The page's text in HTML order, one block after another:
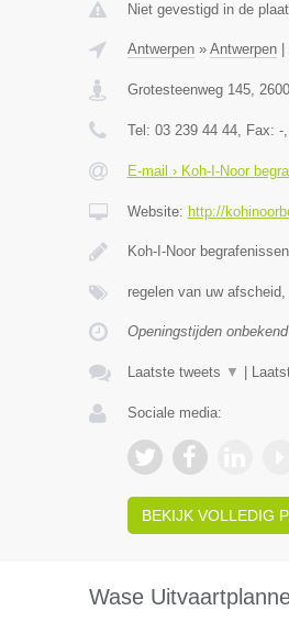
Niet gevestigd in de
Antwerpen» Antwerpen|
Grotesteenweg 145, 2600
Tel: 03 239 44 44, Fax: -
E-mail › Koh-I-Noor
Website: http://
Koh-I-Noor
regelen van uw
Openingstijden onbekend
Laatste tweets ▼
Sociale media:
BEKIJK VOLLEDIG
Wase